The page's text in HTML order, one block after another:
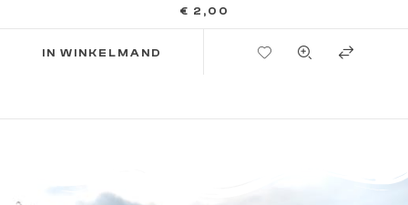
€ 2,00
IN WINKELMAND